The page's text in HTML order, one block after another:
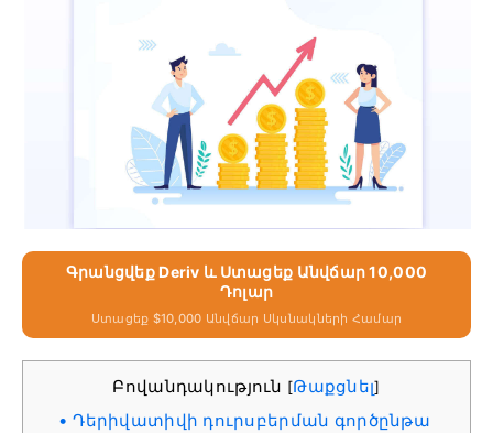
Գրանցվեք Deriv ԵՒ Ստացեք Անվճար 10,000
Դոլար
Ստացեք $10,000 Անվճար Սկսնակների Համար
Բովանդակություն [Թաքցնել]
Դերիվատիվի դուրսբերման գործընթա